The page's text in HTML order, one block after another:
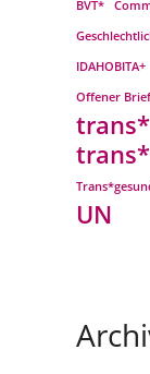
BVT*
IDAHOBITA+
Offener Brief
UN